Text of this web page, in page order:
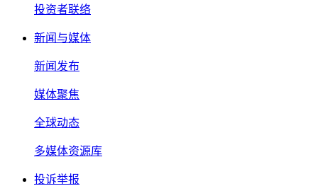
投资者联络
新闻与媒体
新闻发布
媒体聚焦
全球动态
多媒体资源库
投诉举报